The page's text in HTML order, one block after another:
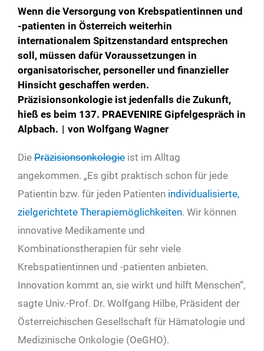
Wenn die Versorgung von Krebspatientinnen und
-patienten in Österreich weiterhin
internationalem Spitzenstandard entsprechen
soll, müssen dafür Voraussetzungen in
organisatorischer, personeller und finanzieller
Hinsicht geschaffen werden.
Präzisionsonkologie ist jedenfalls die Zukunft,
hieß es beim 137. PRAEVENIRE Gipfelgespräch in
Alpbach. | von Wolfgang Wagner
Die Präzisionsonkologie ist im Alltag
angekommen. „Es gibt praktisch schon für jede
Patientin bzw. für jeden Patienten individualisierte,
zielgerichtete Therapiemöglichkeiten. Wir können
innovative Medikamente und
Kombinationstherapien für sehr viele
Krebspatientinnen und -patienten anbieten.
Innovation kommt an, sie wirkt und hilft Menschen“,
sagte Univ.-Prof. Dr. Wolfgang Hilbe, Präsident der
Österreichischen Gesellschaft für Hämatologie und
Medizinische Onkologie (OeGHO).